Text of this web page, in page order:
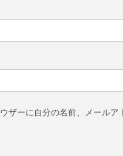
ザーに自分の名前、メールア